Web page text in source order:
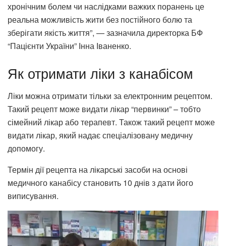
хронічним болем чи наслідками важких поранень це
реальна можливість жити без постійного болю та
зберігати якість життя”, — зазначила директорка БФ
“Пацієнти України” Інна Іваненко.
Як отримати ліки з канабісом
Ліки можна отримати тільки за електронним рецептом.
Такий рецепт може видати лікар “первинки” – тобто
сімейний лікар або терапевт. Також такий рецепт може
видати лікар, який надає спеціалізовану медичну
допомогу.
Термін дії рецепта на лікарські засоби на основі
медичного канабісу становить 10 днів з дати його
виписування.